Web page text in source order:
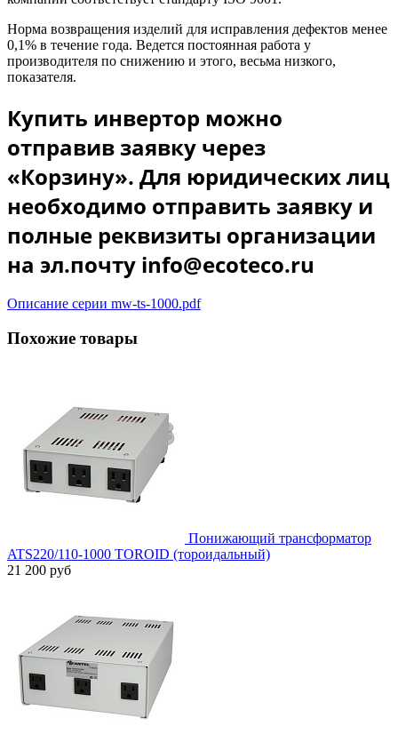
Норма возвращения изделий для исправления дефектов менее
0,1% в течение года. Ведется постоянная работа у
производителя по снижению и этого, весьма низкого,
показателя.
Купить инвертор можно
отправив заявку через
«Корзину». Для юридических лиц
необходимо отправить заявку и
полные реквизиты организации
на эл.почту info@ecoteco.ru
Описание серии mw-ts-1000.pdf
Похожие товары
Понижающий трансформатор
ATS220/110-1000 TOROID (тороидальный)
21 200 руб